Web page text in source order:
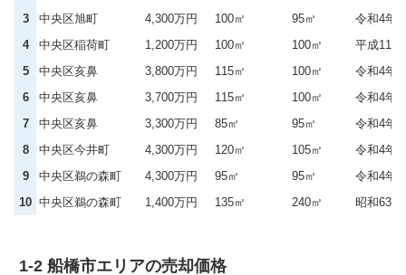
3
中央区旭町 4,300万円 100㎡ 95㎡
令和4年
4
中央区稲荷町 1,200万円 100㎡ 100㎡
平成11年
5
中央区亥鼻 3,800万円 115㎡ 100㎡
令和4年
6
中央区亥鼻 3,700万円 115㎡ 100㎡
令和4年
7
中央区亥鼻 3,300万円 85㎡ 95㎡
令和4年
8
中央区今井町 4,300万円 120㎡ 105㎡
令和4年
9
中央区鵜の森町 4,300万円 95㎡ 95㎡
令和4年
10 中央区鵜の森町 1,400万円 135㎡ 240㎡ 昭和63年
船橋市エリアの売却価格